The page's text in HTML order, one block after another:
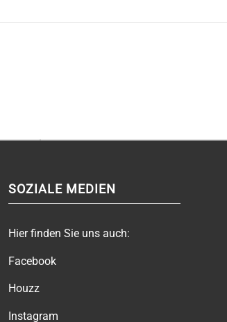
SOZIALE MEDIEN
Hier finden Sie uns auch:
Facebook
Houzz
Instagram